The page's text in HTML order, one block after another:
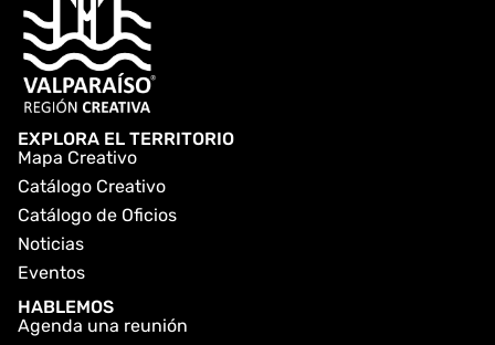
EXPLORA EL TERRITORIO
Mapa Creativo
Catálogo Creativo
Catálogo de Oficios
Noticias
Eventos
HABLEMOS
Agenda una reunión